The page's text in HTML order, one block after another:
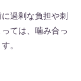
過剰な負担や刺
ては、噛み合っ
。